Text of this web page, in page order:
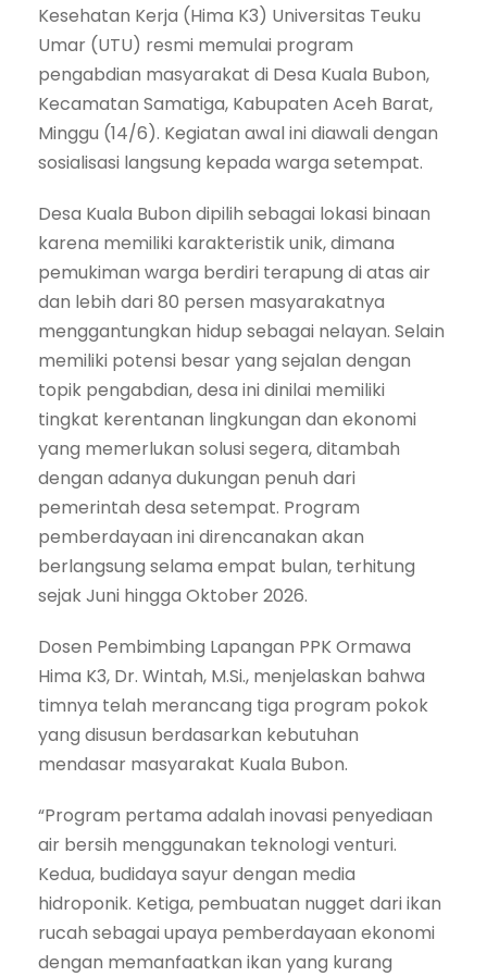
Kesehatan Kerja (Hima K3) Universitas Teuku
Umar (UTU) resmi memulai program
pengabdian masyarakat di Desa Kuala Bubon,
Kecamatan Samatiga, Kabupaten Aceh Barat,
Minggu (14/6). Kegiatan awal ini diawali dengan
sosialisasi langsung kepada warga setempat.
Desa Kuala Bubon dipilih sebagai lokasi binaan
karena memiliki karakteristik unik, dimana
pemukiman warga berdiri terapung di atas air
dan lebih dari 80 persen masyarakatnya
menggantungkan hidup sebagai nelayan. Selain
memiliki potensi besar yang sejalan dengan
topik pengabdian, desa ini dinilai memiliki
tingkat kerentanan lingkungan dan ekonomi
yang memerlukan solusi segera, ditambah
dengan adanya dukungan penuh dari
pemerintah desa setempat. Program
pemberdayaan ini direncanakan akan
berlangsung selama empat bulan, terhitung
sejak Juni hingga Oktober 2026.
Dosen Pembimbing Lapangan PPK Ormawa
Hima K3, Dr. Wintah, M.Si., menjelaskan bahwa
timnya telah merancang tiga program pokok
yang disusun berdasarkan kebutuhan
mendasar masyarakat Kuala Bubon.
“Program pertama adalah inovasi penyediaan
air bersih menggunakan teknologi venturi.
Kedua, budidaya sayur dengan media
hidroponik. Ketiga, pembuatan nugget dari ikan
rucah sebagai upaya pemberdayaan ekonomi
dengan memanfaatkan ikan yang kurang